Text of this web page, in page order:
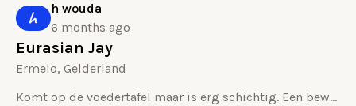
h
h wouda
6 months ago
Eurasian Jay
Ermelo, Gelderland
Komt op de voedertafel maar is erg schichtig. Een beweging vanuit de kamer en hij vliegt weg